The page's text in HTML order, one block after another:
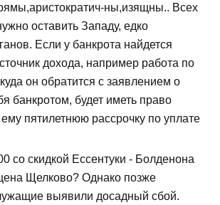
ны,изящны.. Всех
оставить Западу, едко
Если у банкрота найдется
дохода, например работа по
он обратится с заявлением о
банкротом, будет иметь право
пятилетнюю рассрочку по уплате
со скидкой Ессентуки - Болденона
Щелково? Однако позже
выявили досадный сбой.